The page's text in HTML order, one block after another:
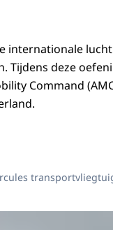
internationale
Tijdens deze
Command
Falcon Leap